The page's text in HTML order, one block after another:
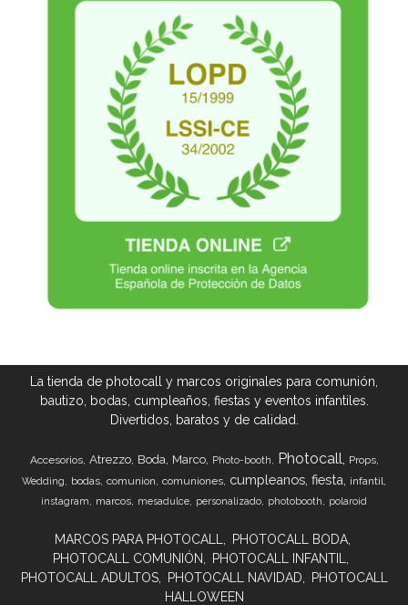
La tienda de photocall y marcos originales para comunión,
bautizo, bodas, cumpleaños, fiestas y eventos infantiles.
Divertidos, baratos y de calidad.
Accesorios Atrezzo Boda Marco Photo-booth Photocall Props
Wedding bodas comunion comuniones cumpleanos fiesta infantil
instagram marcos mesadulce personalizado photobooth polaroid
MARCOS PARA PHOTOCALL
PHOTOCALL BODA
PHOTOCALL COMUNIÓN
PHOTOCALL INFANTIL
PHOTOCALL ADULTOS
PHOTOCALL NAVIDAD
PHOTOCALL
HALLOWEEN